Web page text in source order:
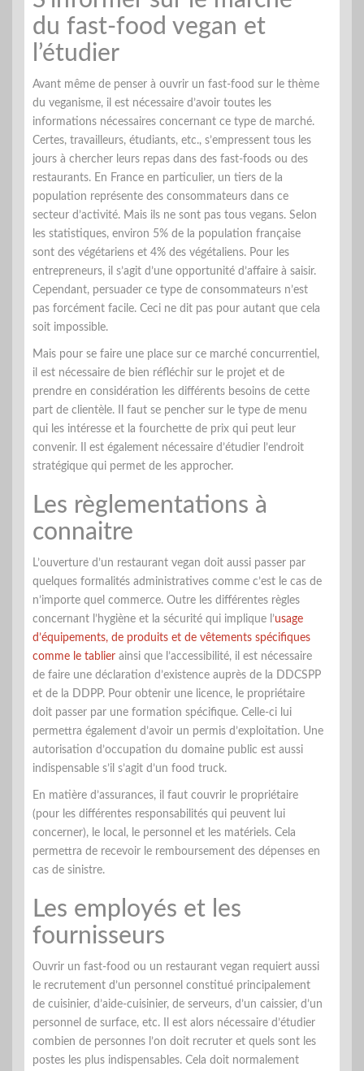
du fast-food vegan et
l’étudier
Avant même de penser à ouvrir un fast-food sur le thème
du veganisme, il est nécessaire d’avoir toutes les
informations nécessaires concernant ce type de marché.
Certes, travailleurs, étudiants, etc., s’empressent tous les
jours à chercher leurs repas dans des fast-foods ou des
restaurants. En France en particulier, un tiers de la
population représente des consommateurs dans ce
secteur d’activité. Mais ils ne sont pas tous vegans. Selon
les statistiques, environ 5% de la population française
sont des végétariens et 4% des végétaliens. Pour les
entrepreneurs, il s’agit d’une opportunité d’affaire à saisir.
Cependant, persuader ce type de consommateurs n’est
pas forcément facile. Ceci ne dit pas pour autant que cela
soit impossible.
Mais pour se faire une place sur ce marché concurrentiel,
il est nécessaire de bien réfléchir sur le projet et de
prendre en considération les différents besoins de cette
part de clientèle. Il faut se pencher sur le type de menu
qui les intéresse et la fourchette de prix qui peut leur
convenir. Il est également nécessaire d’étudier l’endroit
stratégique qui permet de les approcher.
Les règlementations à
connaitre
L’ouverture d’un restaurant vegan doit aussi passer par
quelques formalités administratives comme c’est le cas de
n’importe quel commerce. Outre les différentes règles
concernant l’hygiène et la sécurité qui implique l’usage
d’équipements, de produits et de vêtements spécifiques
comme le tablier ainsi que l’accessibilité, il est nécessaire
de faire une déclaration d’existence auprès de la DDCSPP
et de la DDPP. Pour obtenir une licence, le propriétaire
doit passer par une formation spécifique. Celle-ci lui
permettra également d’avoir un permis d’exploitation. Une
autorisation d’occupation du domaine public est aussi
indispensable s’il s’agit d’un food truck.
En matière d’assurances, il faut couvrir le propriétaire
(pour les différentes responsabilités qui peuvent lui
concerner), le local, le personnel et les matériels. Cela
permettra de recevoir le remboursement des dépenses en
cas de sinistre.
Les employés et les
fournisseurs
Ouvrir un fast-food ou un restaurant vegan requiert aussi
le recrutement d’un personnel constitué principalement
de cuisinier, d’aide-cuisinier, de serveurs, d’un caissier, d’un
personnel de surface, etc. Il est alors nécessaire d’étudier
combien de personnes l’on doit recruter et quels sont les
postes les plus indispensables. Cela doit normalement